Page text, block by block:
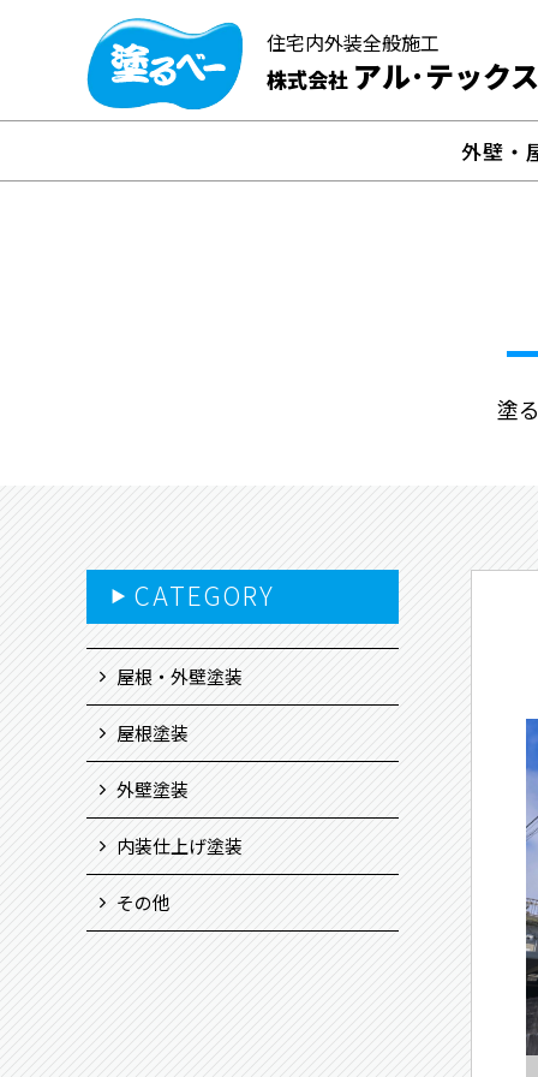
住宅内外装全般施工
株式会社 アル･テックス
外壁・
塗
▶ CATEGORY
屋根・外壁塗装
屋根塗装
外壁塗装
内装仕上げ塗装
その他